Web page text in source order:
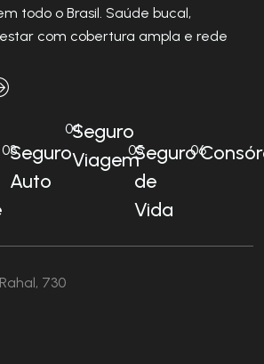
todo o Brasil. Saúde bucal,
com cobertura ampla e rede
03Seguro
Auto
04Seguro
Viagem
05Seguro
de
Vida
06
730